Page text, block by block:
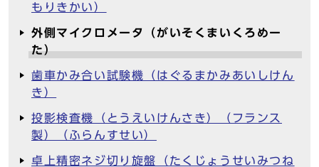
もりきかい）
外側マイクロメータ（がいそくまいくろめー
た）
歯車かみ合い試験機（はぐるまかみあいしけん
き）
投影検査機（とうえいけんさき）（フランス
製）（ふらんすせい）
卓上精密ネジ切り旋盤（たくじょうせいみつね